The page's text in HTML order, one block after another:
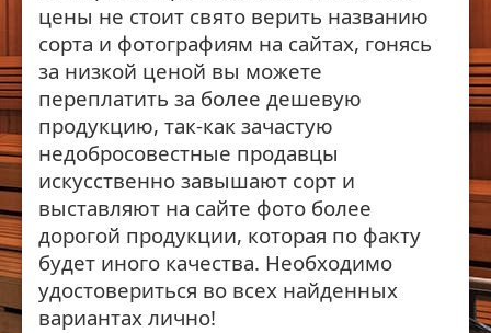
цены не стоит свято верить названию
сорта и фотографиям на сайтах, гонясь
за низкой ценой вы можете
переплатить за более дешевую
продукцию, так-как зачастую
недобросовестные продавцы
искусственно завышают сорт и
выставляют на сайте фото более
дорогой продукции, которая по факту
будет иного качества. Необходимо
удостовериться во всех найденных
вариантах лично!